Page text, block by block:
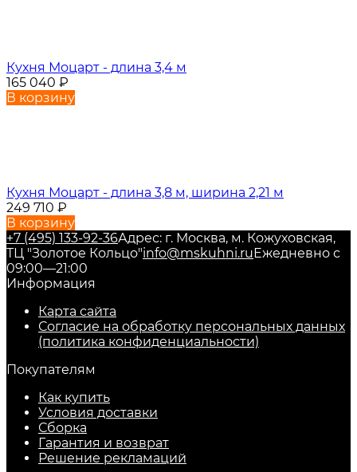
Кухня Моцарт - длина 3,4 м
165 040 ₽
В корзину
Кухня Моцарт - длина 3,8 м, ширина 2,21 м
249 710 ₽
В корзину
+7 (495) 133-92-36Адрес: г. Москва, м. Кожуховская,
ТЦ "Золотое Кольцо"info@mskuhni.ruЕжедневно с
09:00—21:00
Информация
Карта сайта
Согласие на обработку персональных данных
(политика конфиденциальности)
Покупателям
Как купить
Условия доставки
Сборка
Гарантия и возврат
Решение рекламаций